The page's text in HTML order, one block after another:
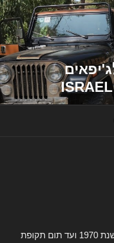
משנת 1970 ועד תום תקופת